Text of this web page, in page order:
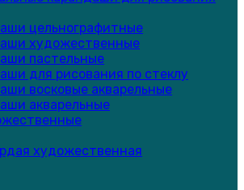
цельнографитные
художественные
пастельные
для рисования по стеклу
восковые акварельные
акварельные
художественная